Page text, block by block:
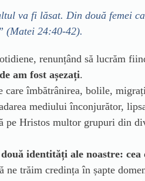
va fi lăsat. Din două femei
(Matei 24:40-42).
renunțând să lucrăm
am fost așezați.
care îmbătrânirea, bolile,
mediului înconjurător,
Hristos multor grupuri din
identități ale noastre:
ne trăim credința în șapte